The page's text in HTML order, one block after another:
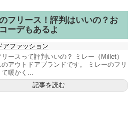
フリース！評判はいいの？お
ーデもあるよ
アファッション
リースって評判いいの？ ミレー（Millet）
アウトドアブランドです。 ミレーのフリ
て暖かく...
記事を読む